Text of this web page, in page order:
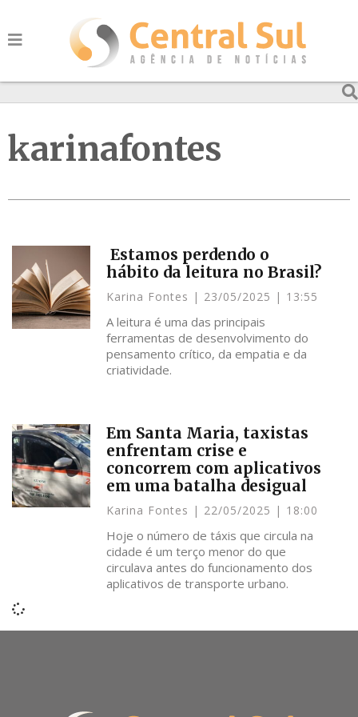
karinafontes
Estamos perdendo o
hábito da leitura no Brasil?
Karina Fontes 23/05/2025 13:55
A leitura é uma das principais
ferramentas de desenvolvimento do
pensamento crítico, da empatia e da
criatividade.
Em Santa Maria, taxistas
enfrentam crise e
concorrem com aplicativos
em uma batalha desigual
Karina Fontes 22/05/2025 18:00
Hoje o número de táxis que circula na
cidade é um terço menor do que
circulava antes do funcionamento dos
aplicativos de transporte urbano.